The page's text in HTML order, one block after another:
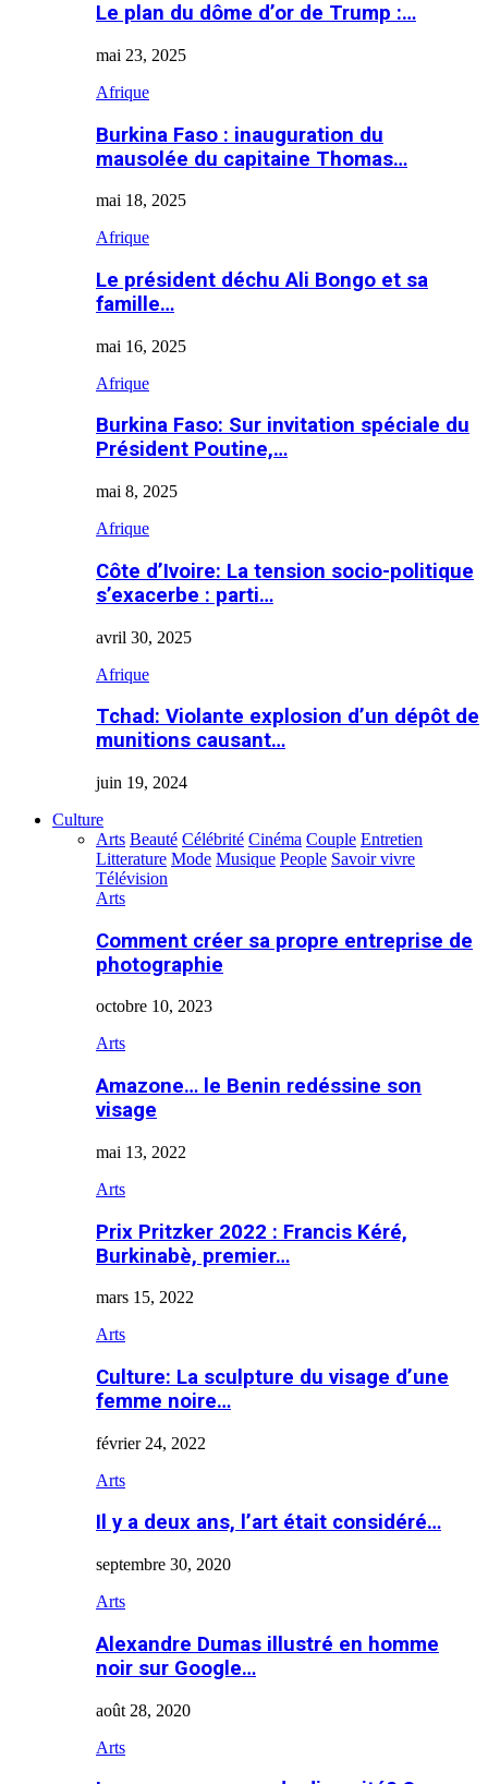
Le plan du dôme d’or de Trump :…
mai 23, 2025
Afrique
Burkina Faso : inauguration du
mausolée du capitaine Thomas…
mai 18, 2025
Afrique
Le président déchu Ali Bongo et sa
famille…
mai 16, 2025
Afrique
Burkina Faso: Sur invitation spéciale du
Président Poutine,…
mai 8, 2025
Afrique
Côte d’Ivoire: La tension socio-politique
s’exacerbe : parti…
avril 30, 2025
Afrique
Tchad: Violante explosion d’un dépôt de
munitions causant…
juin 19, 2024
Culture
Arts Beauté Célébrité Cinéma Couple Entretien
Litterature Mode Musique People Savoir vivre
Télévision
Arts
Comment créer sa propre entreprise de
photographie
octobre 10, 2023
Arts
Amazone… le Benin redéssine son
visage
mai 13, 2022
Arts
Prix Pritzker 2022 : Francis Kéré,
Burkinabè, premier…
mars 15, 2022
Arts
Culture: La sculpture du visage d’une
femme noire…
février 24, 2022
Arts
Il y a deux ans, l’art était considéré…
septembre 30, 2020
Arts
Alexandre Dumas illustré en homme
noir sur Google…
août 28, 2020
Arts